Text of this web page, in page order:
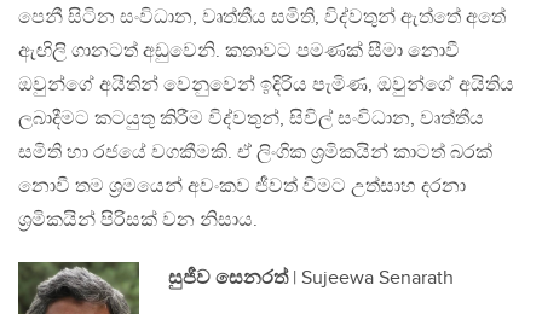
පෙනී සිටින සංවිධාන, වෘත්තීය සමිති, විද්වතුන් ඇත්තේ අතේ
ඇඟිලි ගානටත් අඩුවෙනි. කතාවට පමණක් සීමා නොවී
ඔවුන්ගේ අයීතින් වෙනුවෙන් ඉදිරිය පැමිණ, ඔවුන්ගේ අයිතිය
ලබාදීමට කටයුතු කිරීම විද්වතුන්, සිවිල් සංවිධාන, වෘත්තීය
සමිති හා රජයේ වගකීමකි. ඒ ලිංගික ශ්‍රමිකයින් කාටත් බරක්
නොවී තම ශ්‍රමයෙන් අවංකව ජීවත් වීමට උත්සාහ දරනා
ශ්‍රමිකයින් පිරිසක් වන නිසාය.
සුජීව සෙනරත්| Sujeewa Senarath